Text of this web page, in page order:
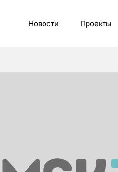
Новости Проекты